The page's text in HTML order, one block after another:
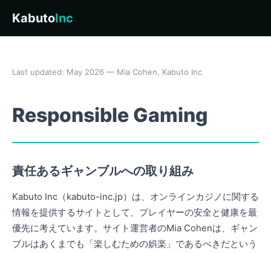
KabutoInc
Last updated: May 2026 — Mia Cohen, Kabuto Inc
Responsible Gaming
責任あるギャンブルへの取り組み
Kabuto Inc（kabuto-inc.jp）は、オンラインカジノに関する
情報を提供するサイトとして、プレイヤーの安全と健康を最
優先に考えています。サイト運営者のMia Cohenは、ギャン
ブルはあくまでも「楽しむための娯楽」であるべきだという